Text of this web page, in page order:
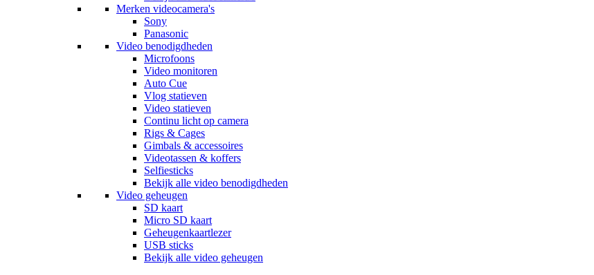
Merken videocamera's
Sony
Panasonic
Video benodigdheden
Microfoons
Video monitoren
Auto Cue
Vlog statieven
Video statieven
Continu licht op camera
Rigs & Cages
Gimbals & accessoires
Videotassen & koffers
Selfiesticks
Bekijk alle video benodigdheden
Video geheugen
SD kaart
Micro SD kaart
Geheugenkaartlezer
USB sticks
Bekijk alle video geheugen